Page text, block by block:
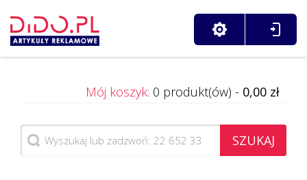
Mój koszyk: 0 produkt(ów) - 0,00 zł
SZUKAJ